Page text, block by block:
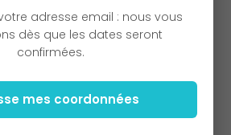
adresse email : nous vous
dès que les dates seront
confirmées.
mes coordonnées